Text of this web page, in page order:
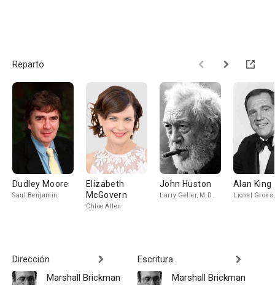
Reparto
Dudley Moore
Saul Benjamin
Elizabeth
McGovern
Chloe Allen
John Huston
Larry Geller, M.D.
Alan King
Lionel
Dirección
Marshall Brickman
Escritura
Marshall Brickman